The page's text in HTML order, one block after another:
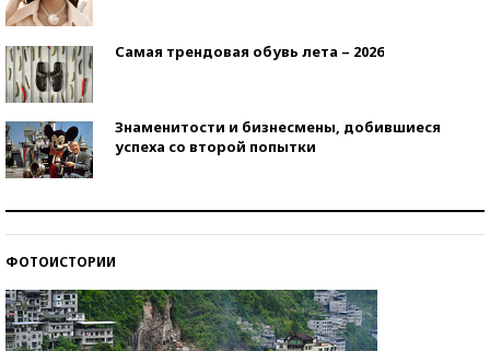
Самая трендовая обувь лета – 2026
Знаменитости и бизнесмены, добившиеся
успеха со второй попытки
ФОТОИСТОРИИ